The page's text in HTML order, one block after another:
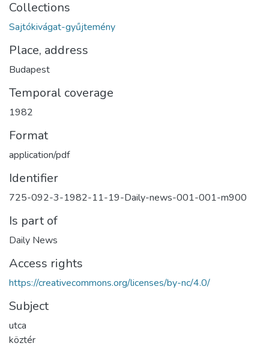
Collections
Sajtókivágat-gyűjtemény
Place, address
Budapest
Temporal coverage
1982
Format
application/pdf
Identifier
725-092-3-1982-11-19-Daily-news-001-001-m900
Is part of
Daily News
Access rights
https://creativecommons.org/licenses/by-nc/4.0/
Subject
utca
köztér